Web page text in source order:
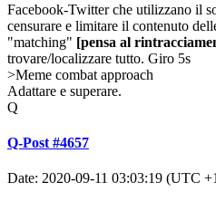
Facebook-Twitter che utilizzano il
censurare e limitare il contenuto
"matching" [pensa al
trovare/localizzare tutto. Giro 5s
>Meme combat approach
Adattare e superare.
Q
Q-Post #4657
Date: 2020-09-11 03:03:19 (UTC